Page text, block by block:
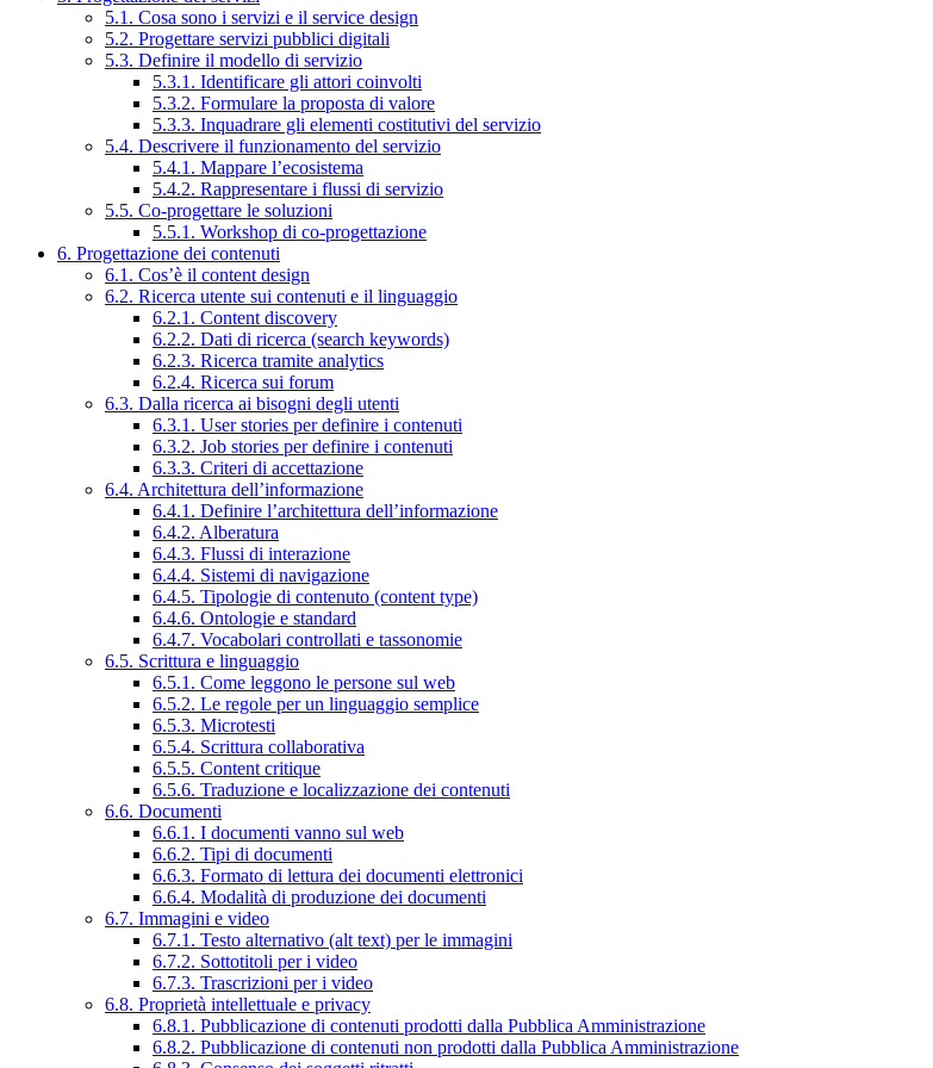
5.1. Cosa sono i servizi e il service design
5.2. Progettare servizi pubblici digitali
5.3. Definire il modello di servizio
5.3.1. Identificare gli attori coinvolti
5.3.2. Formulare la proposta di valore
5.3.3. Inquadrare gli elementi costitutivi del servizio
5.4. Descrivere il funzionamento del servizio
5.4.1. Mappare l’ecosistema
5.4.2. Rappresentare i flussi di servizio
5.5. Co-progettare le soluzioni
5.5.1. Workshop di co-progettazione
6. Progettazione dei contenuti
6.1. Cos’è il content design
6.2. Ricerca utente sui contenuti e il linguaggio
6.2.1. Content discovery
6.2.2. Dati di ricerca (search keywords)
6.2.3. Ricerca tramite analytics
6.2.4. Ricerca sui forum
6.3. Dalla ricerca ai bisogni degli utenti
6.3.1. User stories per definire i contenuti
6.3.2. Job stories per definire i contenuti
6.3.3. Criteri di accettazione
6.4. Architettura dell’informazione
6.4.1. Definire l’architettura dell’informazione
6.4.2. Alberatura
6.4.3. Flussi di interazione
6.4.4. Sistemi di navigazione
6.4.5. Tipologie di contenuto (content type)
6.4.6. Ontologie e standard
6.4.7. Vocabolari controllati e tassonomie
6.5. Scrittura e linguaggio
6.5.1. Come leggono le persone sul web
6.5.2. Le regole per un linguaggio semplice
6.5.3. Microtesti
6.5.4. Scrittura collaborativa
6.5.5. Content critique
6.5.6. Traduzione e localizzazione dei contenuti
6.6. Documenti
6.6.1. I documenti vanno sul web
6.6.2. Tipi di documenti
6.6.3. Formato di lettura dei documenti elettronici
6.6.4. Modalità di produzione dei documenti
6.7. Immagini e video
6.7.1. Testo alternativo (alt text) per le immagini
6.7.2. Sottotitoli per i video
6.7.3. Trascrizioni per i video
6.8. Proprietà intellettuale e privacy
6.8.1. Pubblicazione di contenuti prodotti dalla Pubblica Amministrazione
6.8.2. Pubblicazione di contenuti non prodotti dalla Pubblica Amministrazione